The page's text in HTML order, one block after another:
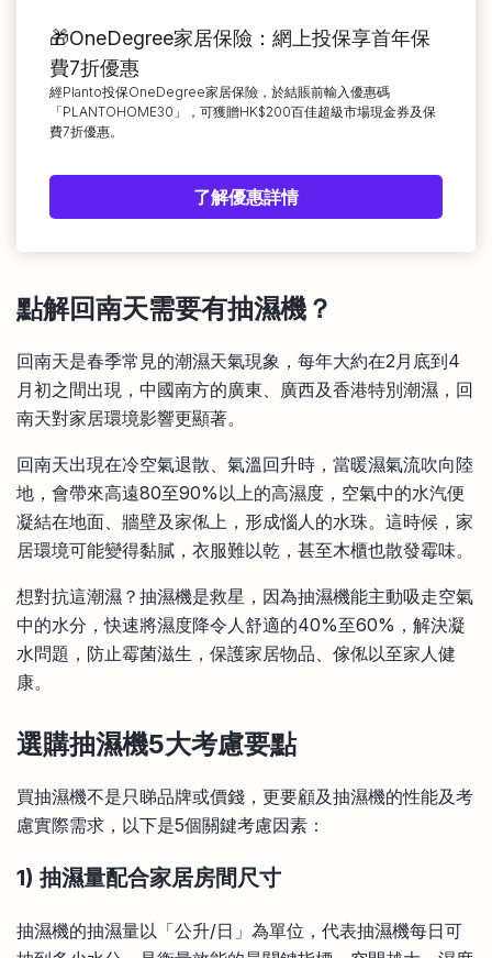
🎁OneDegree家居保險：網上投保享首年保
費7折優惠
經Planto投保OneDegree家居保險，於結賬前輸入優惠碼
「PLANTOHOME30」，可獲贈HK$200百佳超級市場現金券及保
費7折優惠。
了解優惠詳情
點解回南天需要有抽濕機？
回南天是春季常見的潮濕天氣現象，每年大約在2月底到4
月初之間出現，中國南方的廣東、廣西及香港特別潮濕，回
南天對家居環境影響更顯著。
回南天出現在冷空氣退散、氣溫回升時，當暖濕氣流吹向陸
地，會帶來高遠80至90%以上的高濕度，空氣中的水汽便
凝結在地面、牆壁及家俬上，形成惱人的水珠。這時候，家
居環境可能變得黏膩，衣服難以乾，甚至木櫃也散發霉味。
想對抗這潮濕？抽濕機是救星，因為抽濕機能主動吸走空氣
中的水分，快速將濕度降令人舒適的40%至60%，解決凝
水問題，防止霉菌滋生，保護家居物品、傢俬以至家人健
康。
選購抽濕機5大考慮要點
買抽濕機不是只睇品牌或價錢，更要顧及抽濕機的性能及考
慮實際需求，以下是5個關鍵考慮因素：
1) 抽濕量配合家居房間尺寸
抽濕機的抽濕量以「公升/日」為單位，代表抽濕機每日可